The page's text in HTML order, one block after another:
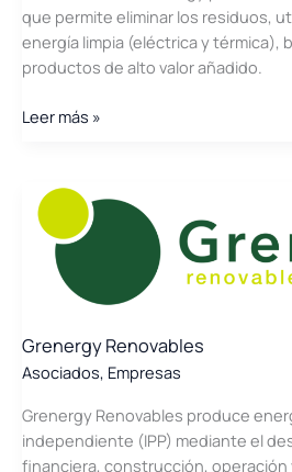
que permite eliminar los residuos,
energía limpia (eléctrica y térmica),
productos de alto valor añadido.
Greene
Energy
Leer más »
Grenergy Renovables
Asociados, Empresas
Grenergy Renovables produce
independiente (IPP) mediante el
financiera, construcción,